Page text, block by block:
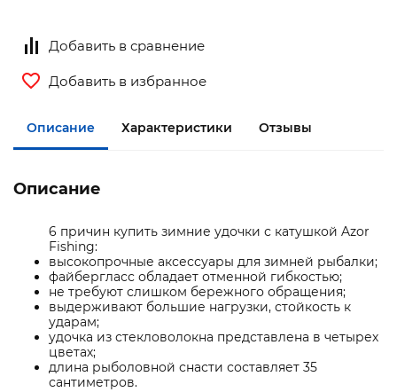
Добавить в сравнение
Добавить в избранное
Описание Характеристики Отзывы
Описание
6 причин купить зимние удочки с катушкой Azor
Fishing:
высокопрочные аксессуары для зимней рыбалки;
файбергласс обладает отменной гибкостью;
не требуют слишком бережного обращения;
выдерживают большие нагрузки, стойкость к
ударам;
удочка из стекловолокна представлена в четырех
цветах;
длина рыболовной снасти составляет 35
сантиметров.